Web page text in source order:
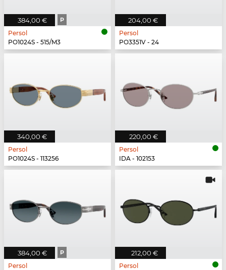
384,00 € P
Persol
PO1024S - 515/M3
204,00 €
Persol
PO3351V - 24
340,00 €
Persol
PO1024S - 113256
220,00 €
Persol
IDA - 102153
384,00 € P
Persol
212,00 €
Persol